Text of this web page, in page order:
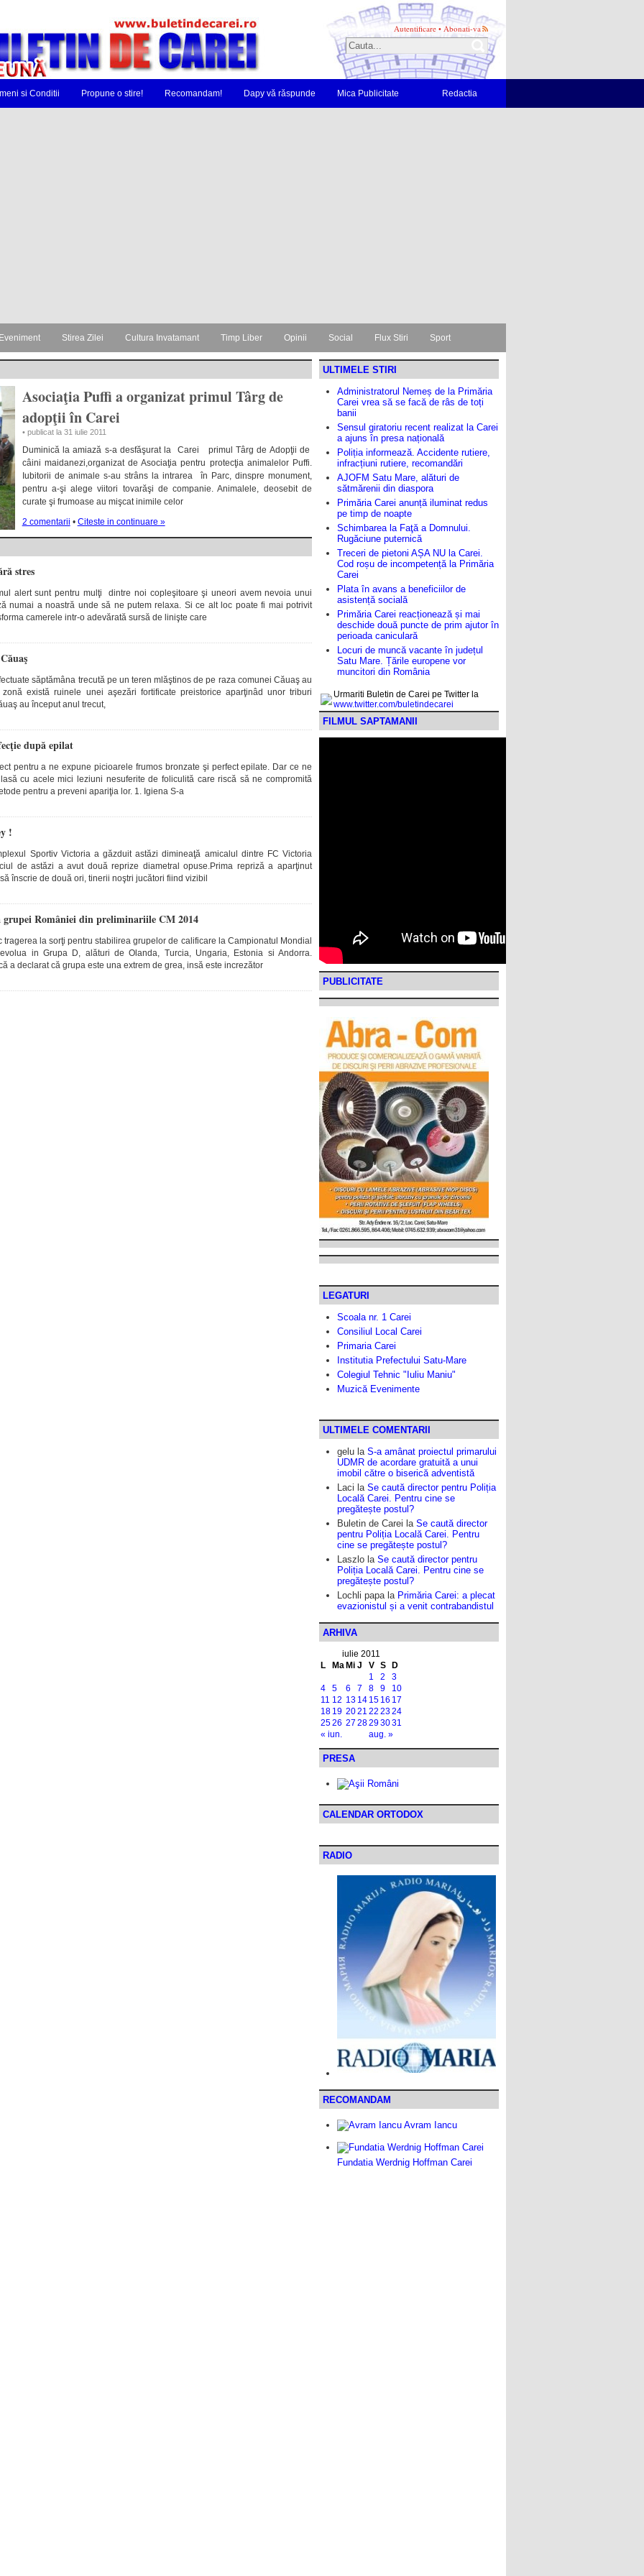
Autentificare • Abonati-va
si Conditii Propune o stire! Recomandam! Dapy vă răspunde Mica Publicitate Redactia
Eveniment Stirea Zilei Cultura Invatamant Timp Liber Opinii Social Flux Stiri Sport
Asociaţia Puffi a organizat primul Târg de
adopţii în Carei
• publicat la 31 iulie 2011
Duminică la amiază s-a desfăşurat la Carei primul Târg de Adopţii de
câini maidanezi,organizat de Asociaţia pentru protecţia animalelor Puffi.
Iubitorii de animale s-au strâns la intrarea în Parc, dinspre monument,
pentru a-şi alege viitori tovarăşi de companie. Animalele, deosebit de
curate şi frumoase au mişcat inimile celor
2 comentarii • Citeste in continuare »
stres
alert sunt pentru mulţi dintre noi copleşitoare şi uneori avem nevoia unui
numai a noastră unde să ne putem relaxa. Si ce alt loc poate fi mai potrivit
camerele intr-o adevărată sursă de linişte care
săptămâna trecută pe un teren mlăştinos de pe raza comunei Căuaş au
există ruinele unei aşezări fortificate preistorice aparţinâd unor triburi
au început anul trecut,
după epilat
pentru a ne expune picioarele frumos bronzate şi perfect epilate. Dar ce ne
cu acele mici leziuni nesuferite de foliculită care riscă să ne compromită
pentru a preveni apariţia lor. 1. Igiena S-a
!
Sportiv Victoria a găzduit astăzi dimineaţă amicalul dintre FC Victoria
de astăzi a avut două reprize diametral opuse.Prima repriză a aparţinut
înscrie de două ori, tinerii noştri jucători fiind vizibil
României din preliminariile CM 2014
tragerea la sorţi pentru stabilirea grupelor de calificare la Campionatul Mondial
in Grupa D, alături de Olanda, Turcia, Ungaria, Estonia si Andorra.
a declarat că grupa este una extrem de grea, insă este increzător
ULTIMELE STIRI
Administratorul Nemeș de la Primăria
Carei vrea să se facă de râs de toți
banii
Sensul giratoriu recent realizat la Carei
a ajuns în presa națională
Poliția informează. Accidente rutiere,
infracțiuni rutiere, recomandări
AJOFM Satu Mare, alături de
sătmărenii din diaspora
Primăria Carei anunță iluminat redus
pe timp de noapte
Schimbarea la Faţă a Domnului.
Rugăciune puternică
Treceri de pietoni AȘA NU la Carei.
Cod roșu de incompetență la Primăria
Carei
Plata în avans a beneficiilor de
asistență socială
Primăria Carei reacționează și mai
deschide două puncte de prim ajutor în
perioada caniculară
Locuri de muncă vacante în județul
Satu Mare. Țările europene vor
muncitori din România
Urmariti Buletin de Carei pe Twitter la
www.twitter.com/buletindecarei
FILMUL SAPTAMANII
PUBLICITATE
LEGATURI
Scoala nr. 1 Carei
Consiliul Local Carei
Primaria Carei
Institutia Prefectului Satu-Mare
Colegiul Tehnic "Iuliu Maniu"
Muzică Evenimente
ULTIMELE COMENTARII
gelu la S-a amânat proiectul primarului
UDMR de acordare gratuită a unui
imobil către o biserică adventistă
Laci la Se caută director pentru Poliția
Locală Carei. Pentru cine se
pregătește postul?
Buletin de Carei la Se caută director
pentru Poliția Locală Carei. Pentru
cine se pregătește postul?
Laszlo la Se caută director pentru
Poliția Locală Carei. Pentru cine se
pregătește postul?
Lochli papala Primăria Carei: a plecat
evazionistul și a venit contrabandistul
ARHIVA
iulie 2011
L
Ma Mi J V S D
« iun. aug. »
1 2
3
4
5 6 7 8 9
10
11 12 13 14 15 16 17
18 19 2021 22 2324
2526 27 28293031
PRESA
CALENDAR ORTODOX
RADIO
RECOMANDAM
Avram Iancu
Fundatia Werdnig Hoffman Carei